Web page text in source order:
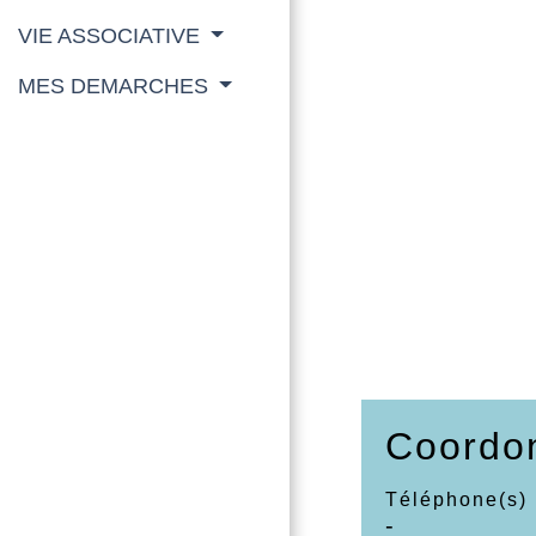
VIE ASSOCIATIVE
MES DEMARCHES
Téléphone(s)
-